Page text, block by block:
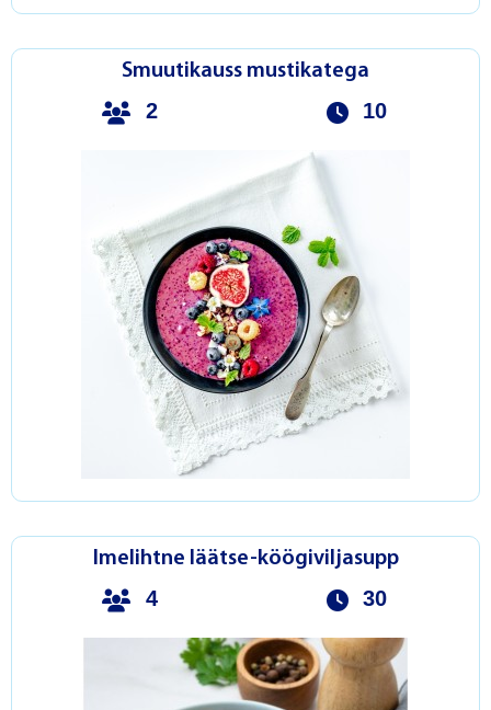
Smuutikauss mustikatega
2 10
Imelihtne läätse-köögiviljasupp
4 30